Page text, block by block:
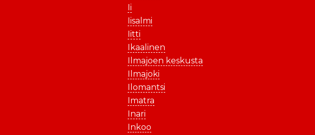
Ii
Iisalmi
Iitti
Ikaalinen
Ilmajoen keskusta
Ilmajoki
Ilomantsi
Imatra
Inari
Inkoo